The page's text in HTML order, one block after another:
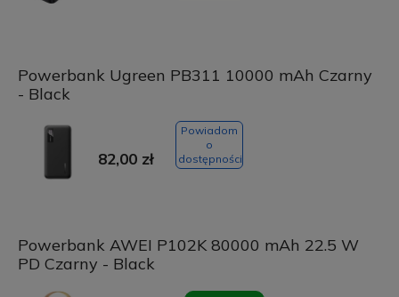
Powerbank Ugreen PB311 10000 mAh Czarny
- Black
82,00 zł
Powiadom
o
dostępności
Powerbank AWEI P102K 80000 mAh 22.5 W
PD Czarny - Black